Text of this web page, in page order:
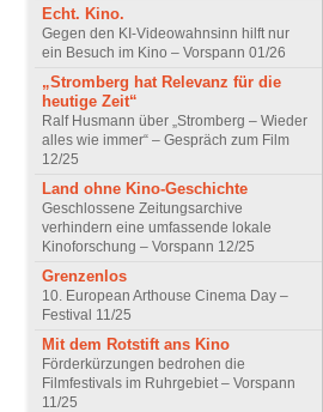
Echt. Kino.
Gegen den KI-Videowahnsinn hilft nur
ein Besuch im Kino – Vorspann 01/26
„Stromberg hat Relevanz für die
heutige Zeit“
Ralf Husmann über „Stromberg – Wieder
alles wie immer“ – Gespräch zum Film
12/25
Land ohne Kino-Geschichte
Geschlossene Zeitungsarchive
verhindern eine umfassende lokale
Kinoforschung – Vorspann 12/25
Grenzenlos
10. European Arthouse Cinema Day –
Festival 11/25
Mit dem Rotstift ans Kino
Förderkürzungen bedrohen die
Filmfestivals im Ruhrgebiet – Vorspann
11/25